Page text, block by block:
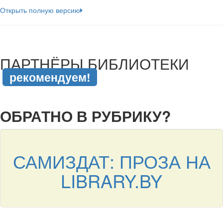
Открыть полную версию
ПАРТНЁРЫ БИБЛИОТЕКИ
рекомендуем!
ОБРАТНО В РУБРИКУ?
САМИЗДАТ: ПРОЗА НА
LIBRARY.BY